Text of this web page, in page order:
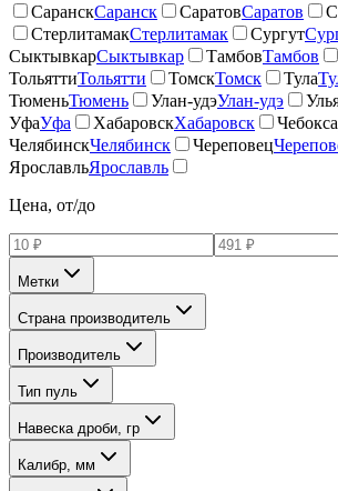
СаранскСаранск СаратовСаратов
СтерлитамакСтерлитамак Сургут
СыктывкарСыктывкар ТамбовТамбов
ТольяттиТольятти ТомскТомск Тула
ТюменьТюмень Улан-удэУлан-удэ
УфаУфа ХабаровскХабаровск
ЧелябинскЧелябинск Череповец
ЯрославльЯрославль
Цена, от/до
Метки
Страна производитель
Производитель
Тип пуль
Навеска дроби, гр
Калибр, мм